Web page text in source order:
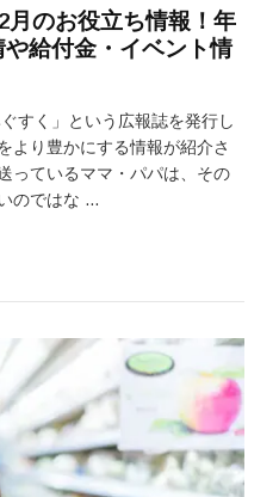
月のお役立ち情報！年
給付金・イベント情
すく」という広報誌を発行し
より豊かにする情報が紹介さ
っているママ・パパは、その
のではな …